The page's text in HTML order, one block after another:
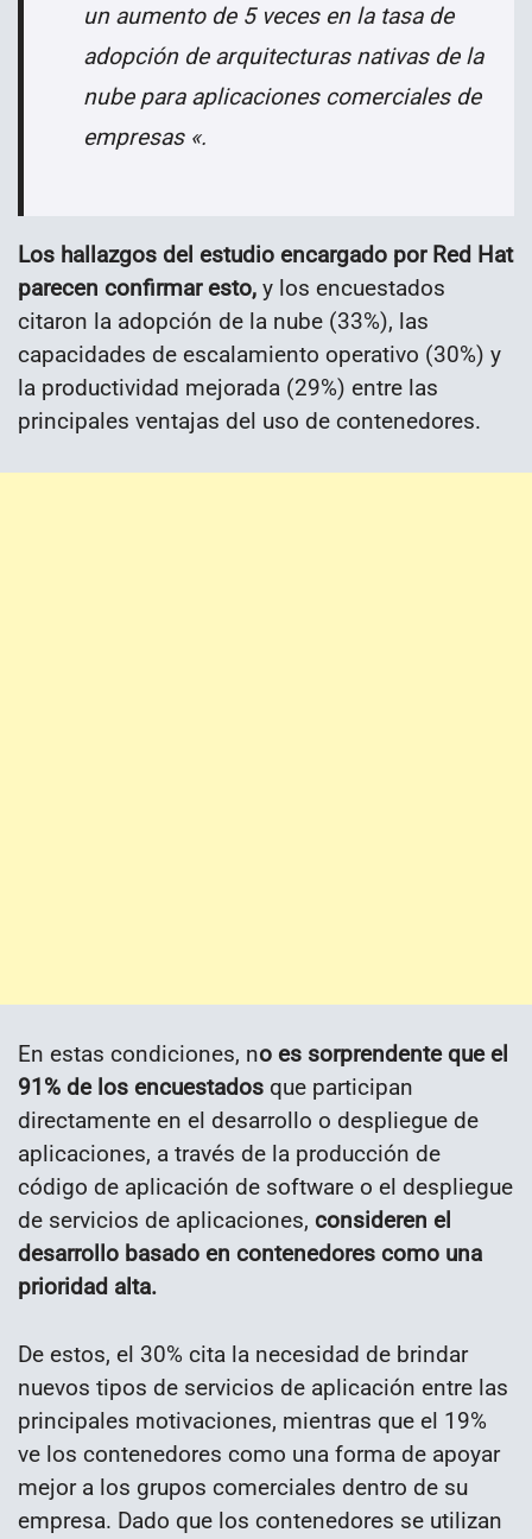
un aumento de 5 veces en la tasa de
adopción de arquitecturas nativas de la
nube para aplicaciones comerciales de
empresas «.
Los hallazgos del estudio encargado por Red Hat
parecen confirmar esto, y los encuestados
citaron la adopción de la nube (33%), las
capacidades de escalamiento operativo (30%) y
la productividad mejorada (29%) entre las
principales ventajas del uso de contenedores.
En estas condiciones, no es sorprendente que el
91% de los encuestados que participan
directamente en el desarrollo o despliegue de
aplicaciones, a través de la producción de
código de aplicación de software o el despliegue
de servicios de aplicaciones, consideren el
desarrollo basado en contenedores como una
prioridad alta.
De estos, el 30% cita la necesidad de brindar
nuevos tipos de servicios de aplicación entre las
principales motivaciones, mientras que el 19%
ve los contenedores como una forma de apoyar
mejor a los grupos comerciales dentro de su
empresa. Dado que los contenedores se utilizan